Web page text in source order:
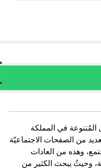
في المملكة
من الصفحات الاجتماعيّة
وهذه من العادات
وحيثُ يبحث الكثير من